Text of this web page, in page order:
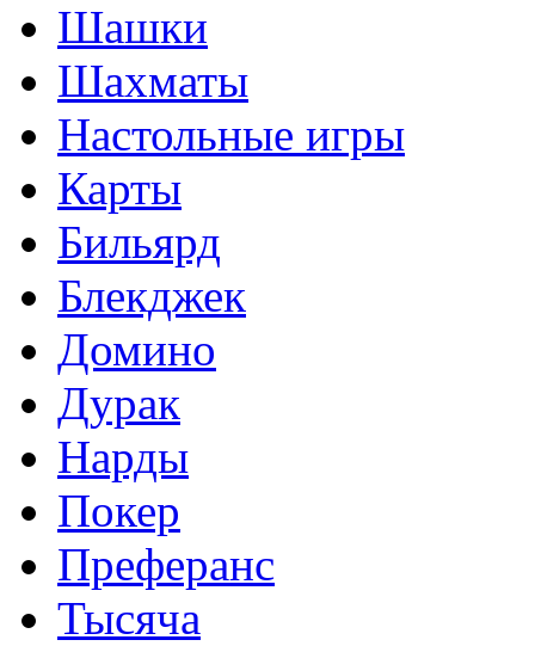
Шашки
Шахматы
Настольные игры
Карты
Бильярд
Блекджек
Домино
Дурак
Нарды
Покер
Преферанс
Тысяча